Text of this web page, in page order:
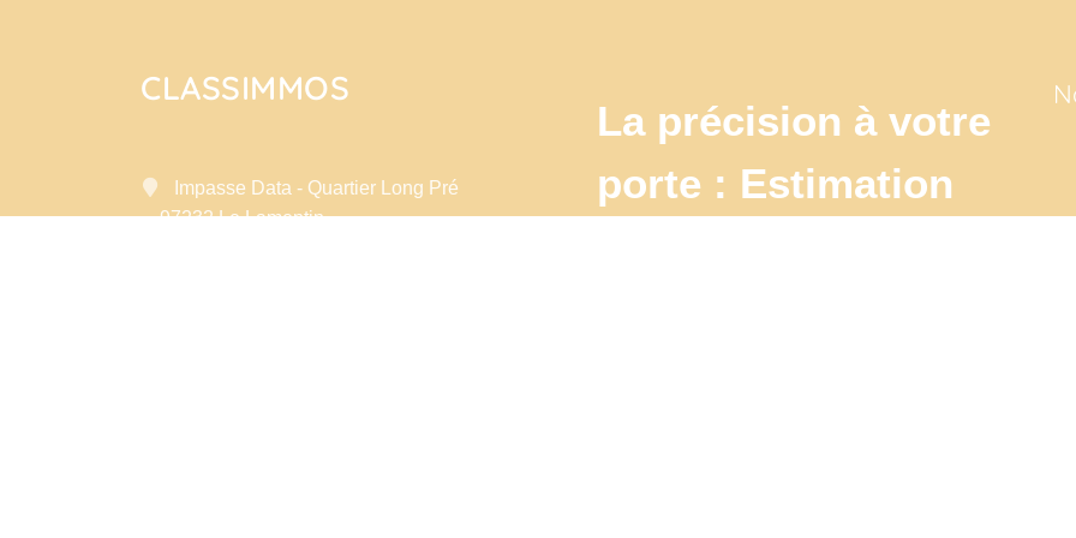
CLASSIMMOS
Impasse Data - Quartier Long Pré
97232 Le Lamentin
La précision à votre
porte : Estimation